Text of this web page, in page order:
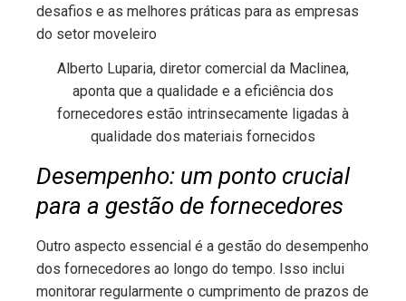
Alberto Luparia, diretor comercial da Maclinea,
aponta que a qualidade e a eficiência dos
fornecedores estão intrinsecamente ligadas à
qualidade dos materiais fornecidos
Desempenho: um ponto crucial
para a gestão de fornecedores
Outro aspecto essencial é a gestão do desempenho
dos fornecedores ao longo do tempo. Isso inclui
monitorar regularmente o cumprimento de prazos de